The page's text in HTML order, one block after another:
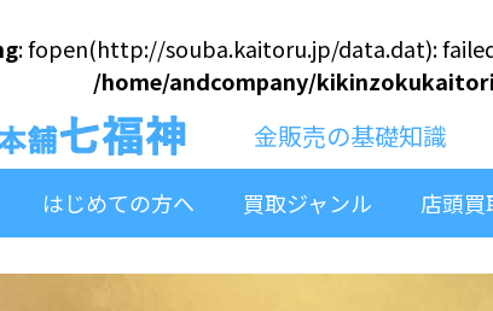
: fopen(http://souba.kaitoru.jp/data.dat):
/home/andcompany/
金販売の基礎知識
はじめての方へ 買取ジャンル 店頭買